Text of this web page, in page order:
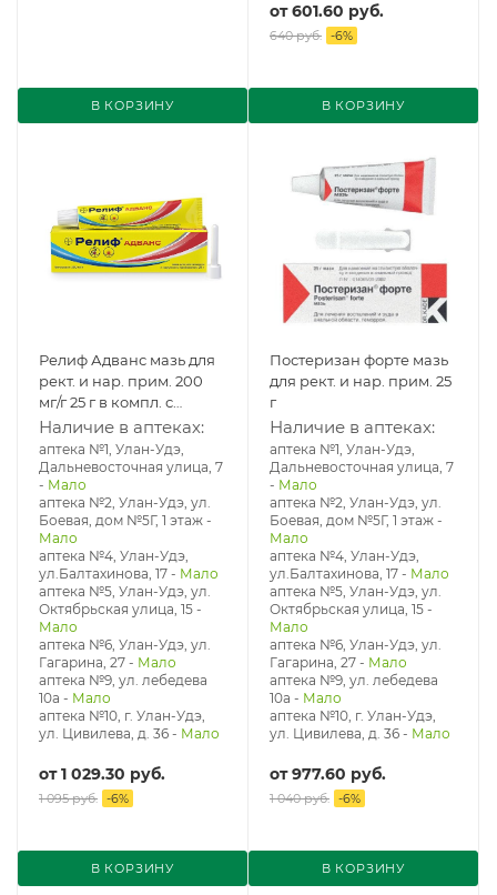
В КОРЗИНУ
от601.60 руб.
640 руб. -6%
В КОРЗИНУ
Релиф Адванс мазь для
рект. и нар. прим. 200
мг/г 25 г в компл. с
аппликатором
Наличие в аптеках:
аптека №1, Улан-Удэ,
Дальневосточная улица, 7
- Мало
аптека №2, Улан-Удэ, ул.
Боевая, дом №5Г, 1 этаж -
Мало
аптека №4, Улан-Удэ,
ул.Балтахинова, 17 - Мало
аптека №5, Улан-Удэ, ул. ​
Октябрьская улица, 15 -
Мало
аптека №6, Улан-Удэ, ул.
Гагарина, 27 - Мало
аптека №9, ул. лебедева
10а - Мало
аптека №10, г. Улан-Удэ,
ул. Цивилева, д. 36 - Мало
от1 029.30 руб.
1 095 руб. -6%
В КОРЗИНУ
Постеризан форте мазь
для рект. и нар. прим. 25
г
Наличие в аптеках:
аптека №1, Улан-Удэ,
Дальневосточная улица, 7
- Мало
аптека №2, Улан-Удэ, ул.
Боевая, дом №5Г, 1 этаж -
Мало
аптека №4, Улан-Удэ,
ул.Балтахинова, 17 - Мало
аптека №5, Улан-Удэ, ул. ​
Октябрьская улица, 15 -
Мало
аптека №6, Улан-Удэ, ул.
Гагарина, 27 - Мало
аптека №9, ул. лебедева
10а - Мало
аптека №10, г. Улан-Удэ,
ул. Цивилева, д. 36 - Мало
от977.60 руб.
1 040 руб. -6%
В КОРЗИНУ